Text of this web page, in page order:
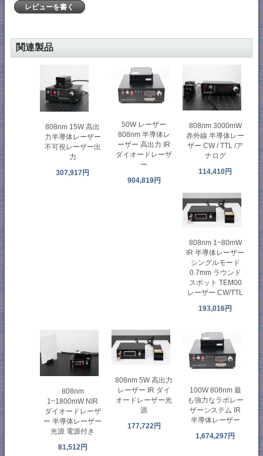
レビューを書く
関連製品
808nm 15W 高出
力半導体レーザー
不可視レーザー出
力
307,917円
50W レーザー
808nm 半導体レ
ーザー 高出力 IR
ダイオードレーザ
ー
904,819円
808nm 3000mW
赤外線 半導体レー
ザー CW / TTL /ア
ナログ
114,410円
808nm 1~80mW
IR 半導体レーザー
シングルモード
0.7mm ラウンド
スポット TEM00
レーザー CW/TTL
193,016円
808nm
1~1800mW NIR
ダイオードレーザ
ー 半導体レーザー
光源 電源付き
81,512円
808nm 5W 高出力
レーザー IR ダイ
オードレーザー光
源
177,722円
100W 808nm 最
も強力なラボレー
ザーシステム IR
半導体レーザー
1,674,297円